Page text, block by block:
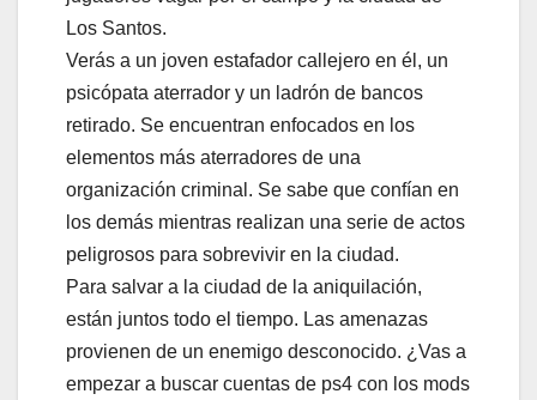
Los Santos.
Verás a un joven estafador callejero en él, un
psicópata aterrador y un ladrón de bancos
retirado. Se encuentran enfocados en los
elementos más aterradores de una
organización criminal. Se sabe que confían en
los demás mientras realizan una serie de actos
peligrosos para sobrevivir en la ciudad.
Para salvar a la ciudad de la aniquilación,
están juntos todo el tiempo. Las amenazas
provienen de un enemigo desconocido. ¿Vas a
empezar a buscar cuentas de ps4 con los mods